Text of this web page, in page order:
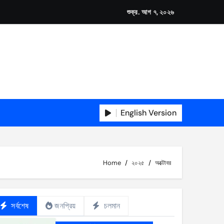
শুক্র. আগ ৭, ২০২৬
English Version
Home ২০২৫ অক্টোবর
সর্বশেষ জনপ্রিয় চলমান